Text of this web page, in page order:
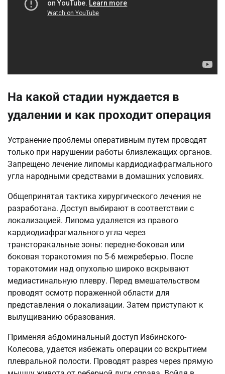
На какой стадии нуждается в
удалении и как проходит операция
Устранение проблемы оперативным путем проводят
только при нарушении работы близлежащих органов.
Запрещено лечение липомы кардиодиафрагмального
угла народными средствами в домашних условиях.
Общепринятая тактика хирургического лечения не
разработана. Доступ выбирают в соответствии с
локализацией. Липома удаляется из правого
кардиодиафрагмального угла через
трансторакальные зоны: передне-боковая или
боковая торакотомия по 5-6 межреберью. После
торакотомии над опухолью широко вскрывают
медиастинальную плевру. Перед вмешательством
проводят осмотр пораженной области для
представления о локализации. Затем приступают к
вылущиванию образования.
Применяя абдоминальный доступ Избинского-
Колесова, удается избежать операции со вскрытием
плевральной полости. Проводят разрез через прямую